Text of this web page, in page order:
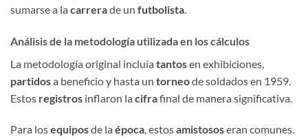
sumarse a la carrerade un futbolista.
Análisis de la metodología utilizada en los cálculos
La metodología original incluía tantosen exhibiciones,
partidosa beneficio y hasta un torneode soldados en 1959.
Estos registros inflaron la cifrafinal de manera significativa.
Para losequiposde la época, estosamistososeran comunes.